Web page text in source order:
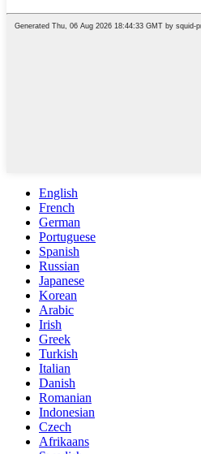
English
French
German
Portuguese
Spanish
Russian
Japanese
Korean
Arabic
Irish
Greek
Turkish
Italian
Danish
Romanian
Indonesian
Czech
Afrikaans